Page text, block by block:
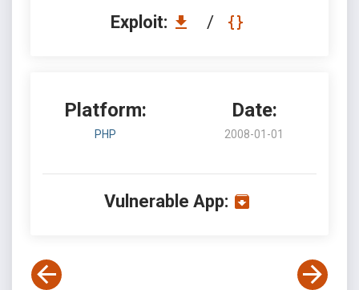
Exploit: /
Platform:
PHP
Date:
2008-01-01
Vulnerable App: